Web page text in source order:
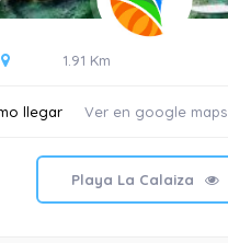
1.91 Km
llegar Ver en google maps
Playa La Calaiza